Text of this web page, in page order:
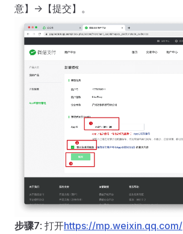
意】->【提交】。
步骤7: 打开https://mp.weixin.qq.com/